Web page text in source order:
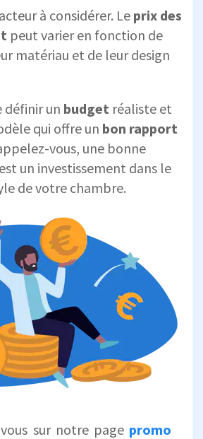
à considérer. Le prix des
peut varier en fonction de
matériau et de leur design
définir un budget réaliste et
qui offre un bon rapport
vous, une bonne
un investissement dans le
de votre chambre.
sur notre page promo